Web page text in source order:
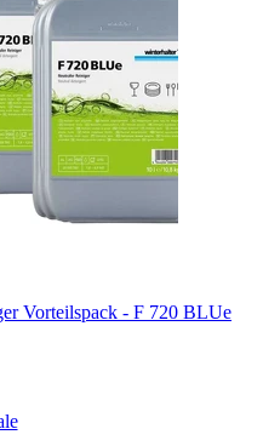
Vorteilspack - F 720 BLUe